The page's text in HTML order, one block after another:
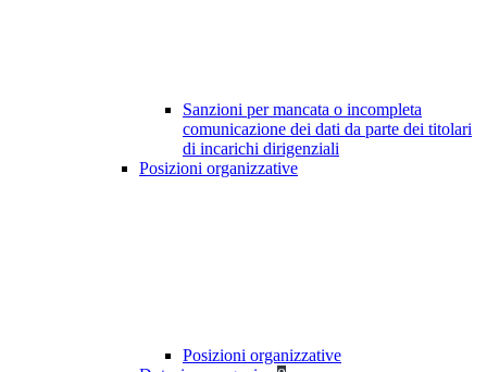
Sanzioni per mancata o incompleta
comunicazione dei dati da parte dei titolari
di incarichi dirigenziali
Posizioni organizzative
Posizioni organizzative